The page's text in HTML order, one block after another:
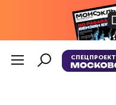
СПЕЦПРОЕКТ